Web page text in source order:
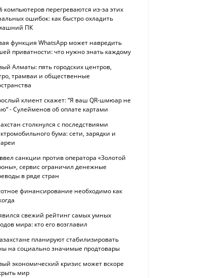
компьютеров перегреваются из-за этих
ошибок: как быстро охладить
ПК
функция WhatsApp может навредить
приватности: что нужно знать каждому
Алматы: пять городских центров,
трамваи и общественные
клиент скажет: “Я ваш QR-шмюар не
- Сулейменов об оплате картами
столкнулся с последствиями
бума: сети, зарядки и
санкции против оператора «Золотой
сервис ограничил денежные
в ряде стран
финансирование необходимо как
свежий рейтинг самых умных
мира: кто его возглавил
планируют стабилизировать
на социально значимые продтовары
экономический кризис может вскоре
мир